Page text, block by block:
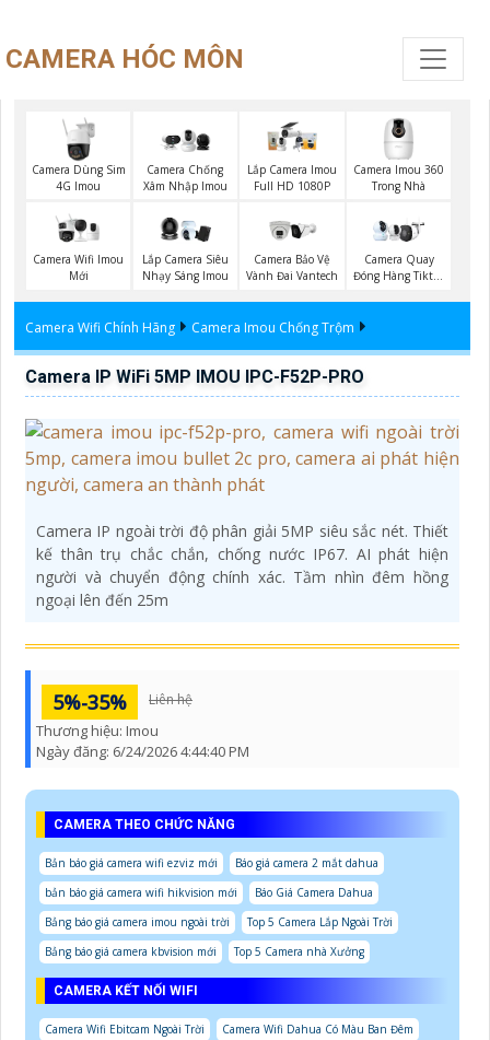
CAMERA HÓC MÔN
Camera Dùng Sim
4G Imou
Camera Chống
Xâm Nhập Imou
Lắp Camera Imou
Full HD 1080P
Camera Imou 360
Trong Nhà
Camera Wifi Imou
Mới
Lắp Camera Siêu
Nhạy Sáng Imou
Camera Bảo Vệ
Vành Đai Vantech
Camera Quay
Đóng Hàng Tiktok
Camera Wifi Chính Hãng Camera Imou Chống Trộm
Camera IP WiFi 5MP IMOU IPC-F52P-PRO
Camera IP ngoài trời độ phân giải 5MP siêu sắc nét. Thiết
kế thân trụ chắc chắn, chống nước IP67. AI phát hiện
người và chuyển động chính xác. Tầm nhìn đêm hồng
ngoại lên đến 25m
5%-35% Liên hệ
Thương hiệu: Imou
Ngày đăng: 6/24/2026 4:44:40 PM
CAMERA THEO CHỨC NĂNG
Bản báo giá camera wifi ezviz mới
Báo giá camera 2 mắt dahua
bản báo giá camera wifi hikvision mới
Báo Giá Camera Dahua
Bảng báo giá camera imou ngoài trời
Top 5 Camera Lắp Ngoài Trời
Bảng báo giá camera kbvision mới
Top 5 Camera nhà Xưởng
CAMERA KẾT NỐI WIFI
Camera Wifi Ebitcam Ngoài Trời
Camera Wifi Dahua Có Màu Ban Đêm